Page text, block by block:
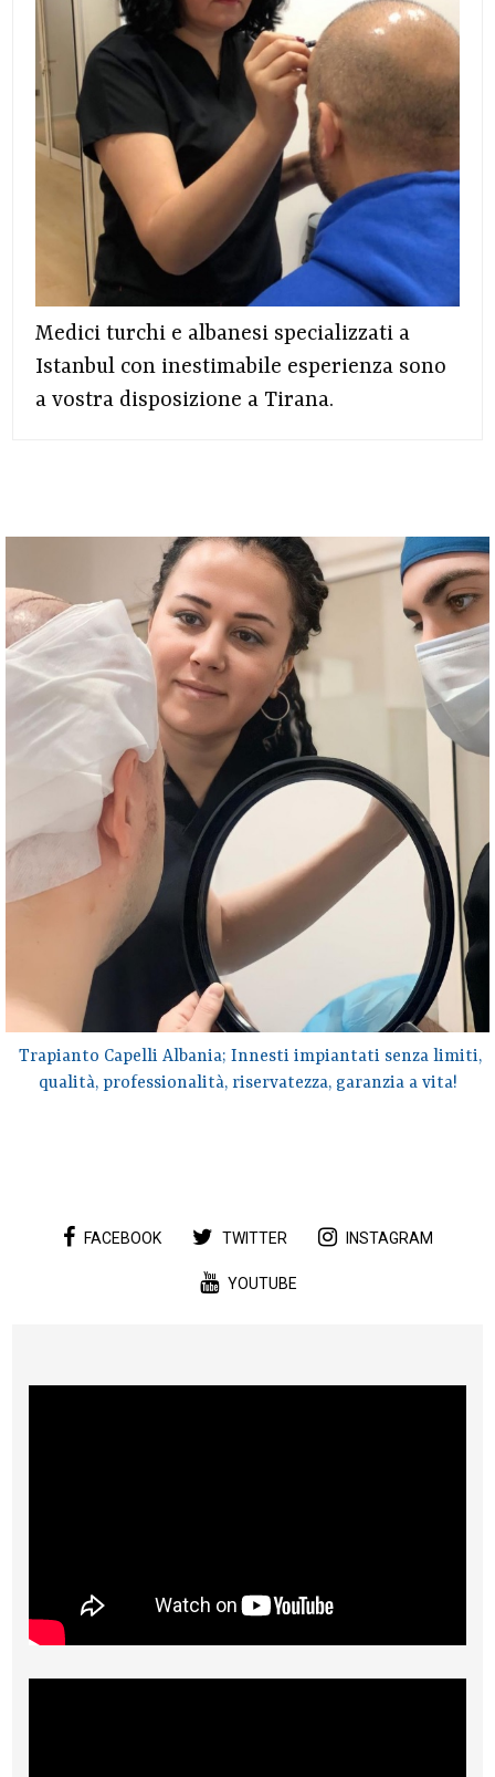
Medici turchi e albanesi specializzati a
Istanbul con inestimabile esperienza sono
a vostra disposizione a Tirana.
Trapianto Capelli Albania; Innesti impiantati senza limiti,
qualità, professionalità, riservatezza, garanzia a vita!
FACEBOOK TWITTER INSTAGRAM
YOUTUBE